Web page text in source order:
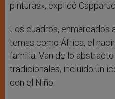
pinturas», explicó
Los cuadros, enmarcados
temas como África, el
familia. Van de lo
tradicionales, incluido un
con el Niño.